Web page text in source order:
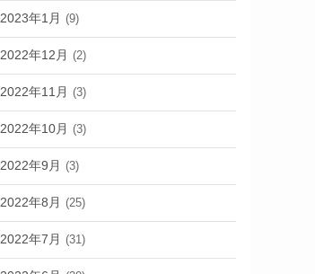
2023年1月 (9)
2022年12月 (2)
2022年11月 (3)
2022年10月 (3)
2022年9月 (3)
2022年8月 (25)
2022年7月 (31)